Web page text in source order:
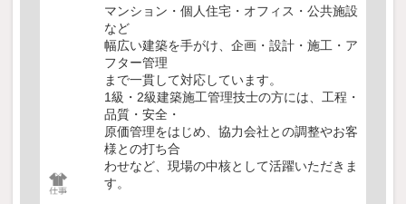
マンション・個人住宅・オフィス・公共施設
など
幅広い建築を手がけ、企画・設計・施工・ア
フター管理
まで一貫して対応しています。
1級・2級建築施工管理技士の方には、工程・
品質・安全・
原価管理をはじめ、協力会社との調整やお客
様との打ち合
わせなど、現場の中核として活躍いただきま
す。